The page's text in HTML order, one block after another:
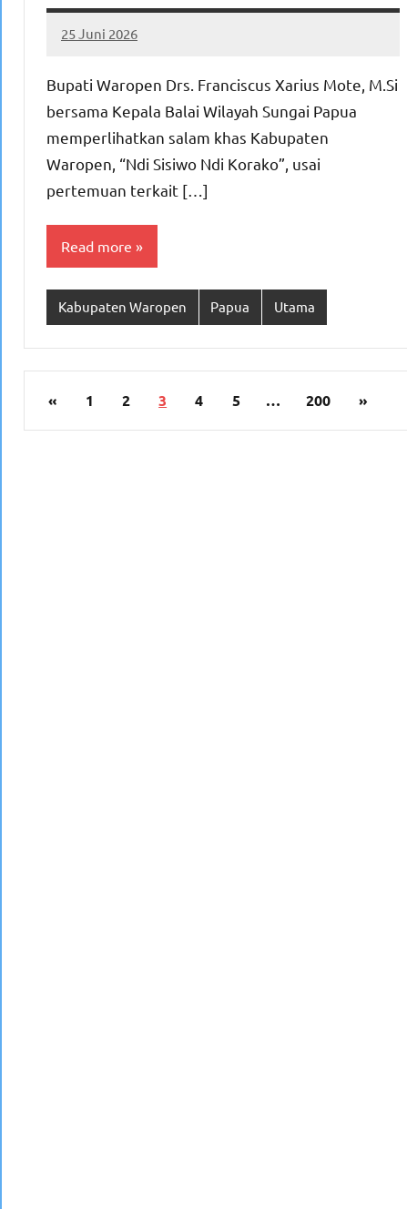
25 Juni 2026
MEPAGO
No
Bupati Waropen Drs. Franciscus Xarius Mote, M.Si
bersama Kepala Balai Wilayah Sungai Papua
memperlihatkan salam khas Kabupaten
Waropen, “Ndi Sisiwo Ndi Korako”, usai
pertemuan terkait […]
Read more
Kabupaten Waropen Papua Utama
Paginasi
pos
«Previous
1 2 3 4 5 … 200
Next
»